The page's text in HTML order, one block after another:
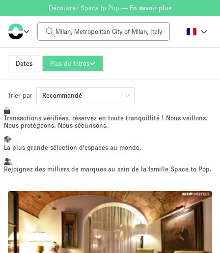
Découvrez Space to Pop — En savoir plus
Dates Plus de filtres
Tarif à la journée
$0
Taille de l'espace
100 sq ft 5000+ sq ft
~ 13 personnes
Vente au
détail
Événement Art Alimentation
Séance de
Conférence Réunion Bureaux
Trier par Recommandé
Transactions vérifiées, réservez en toute tranquillité ! Nous veillons.
Nous protégeons. Nous sécurisons.
La plus grande sélection d'espaces au monde.
Rejoignez des milliers de marques au sein de la famille Space to Pop.